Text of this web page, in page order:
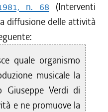
n. 68 (Interventi
diffusione delle attività
quale organismo
musicale la
Giuseppe Verdi di
e ne promuove la